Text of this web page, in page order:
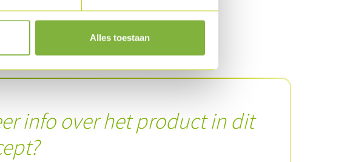
Alles toestaan
PDF
info over het product in dit